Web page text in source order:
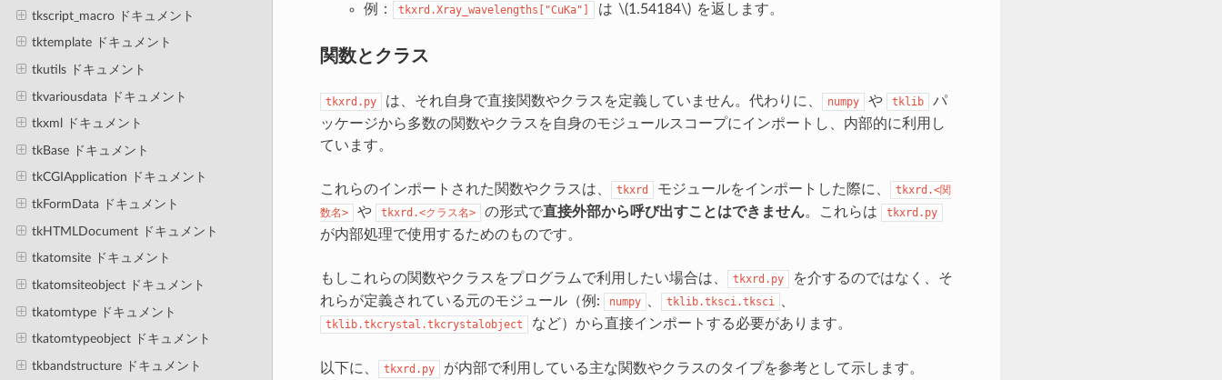
tkscript_macro ドキュメント
tktemplate ドキュメント
tkutils ドキュメント
tkvariousdata ドキュメント
tkxml ドキュメント
tkBase ドキュメント
tkCGIApplication ドキュメント
tkFormData ドキュメント
tkHTMLDocument ドキュメント
tkatomsite ドキュメント
tkatomsiteobject ドキュメント
tkatomtype ドキュメント
tkatomtypeobject ドキュメント
tkbandstructure ドキュメント
例：
tkxrd.Xray_wavelengths["CuKa"] は \(1.54184\) を返します。
関数とクラス
tkxrd.py は、それ自身で直接関数やクラスを定義していません。代わりに、 numpy や tklib
パ
ッケージから多数の関数やクラスを自身のモジュールスコープにインポートし、内部的に利用し
ています。
これらのインポートされた関数やクラスは、 tkxrd モジュールをインポートした際に、
tkxrd.<関
数名>
や tkxrd.<クラス名> の形式で直接外部から呼び出すことはできません。これらは tkxrd.py
が内部処理で使用するためのものです。
もしこれらの関数やクラスをプログラムで利用したい場合は、 tkxrd.py
を介するのではなく、そ
れらが定義されている元のモジュール（例:
numpy tklib.tksci.tksci
tklib.tkcrystal.tkcrystalobject など）から直接インポートする必要があります。
以下に、 tkxrd.py が内部で利用している主な関数やクラスのタイプを参考として示します。